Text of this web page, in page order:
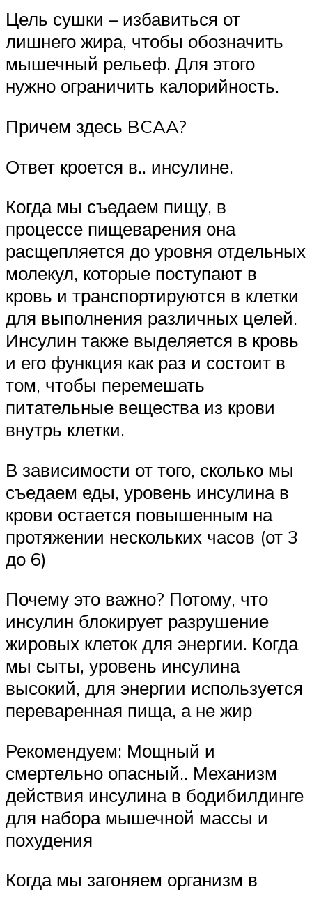
Цель сушки – избавиться от
лишнего жира, чтобы обозначить
мышечный рельеф. Для этого
нужно ограничить калорийность.
Причем здесь BCAA?
Ответ кроется в.. инсулине.
Когда мы съедаем пищу, в
процессе пищеварения она
расщепляется до уровня отдельных
молекул, которые поступают в
кровь и транспортируются в клетки
для выполнения различных целей.
Инсулин также выделяется в кровь
и его функция как раз и состоит в
том, чтобы перемешать
питательные вещества из крови
внутрь клетки.
В зависимости от того, сколько мы
съедаем еды, уровень инсулина в
крови остается повышенным на
протяжении нескольких часов (от 3
до 6)
Почему это важно? Потому, что
инсулин блокирует разрушение
жировых клеток для энергии. Когда
мы сыты, уровень инсулина
высокий, для энергии используется
переваренная пища, а не жир
Рекомендуем: Мощный и
смертельно опасный.. Механизм
действия инсулина в бодибилдинге
для набора мышечной массы и
похудения
Когда мы загоняем организм в